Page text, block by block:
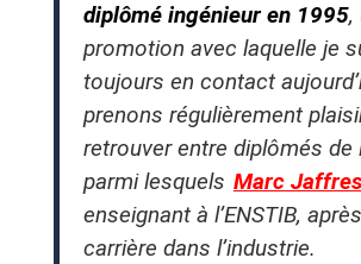
diplômé ingénieur en 1995,
promotion avec laquelle je
toujours en contact
prenons régulièrement
retrouver entre diplômés de
parmi lesquels Marc Jaffres
enseignant à l’ENSTIB,
carrière dans l’industrie.